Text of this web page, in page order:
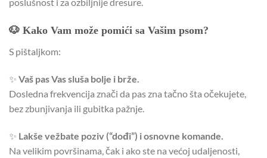
poslušnost i za ozbiljnije dresure.
🐶 Kako Vam može pomići sa Vašim psom?
S pištaljkom:
✨ Vaš pas Vas sluša bolje i brže.
Dosledna frekvencija znači da pas zna tačno šta očekujete,
bez zbunjivanja ili gubitka pažnje.
✨ Lakše vežbate poziv (“dođi”) i osnovne komande.
Na velikim površinama, čak i ako ste na većoj udaljenosti,